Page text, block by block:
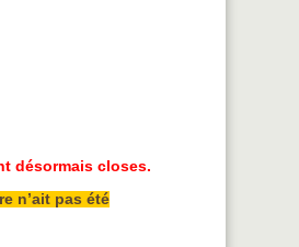
désormais closes.
n’ait pas été